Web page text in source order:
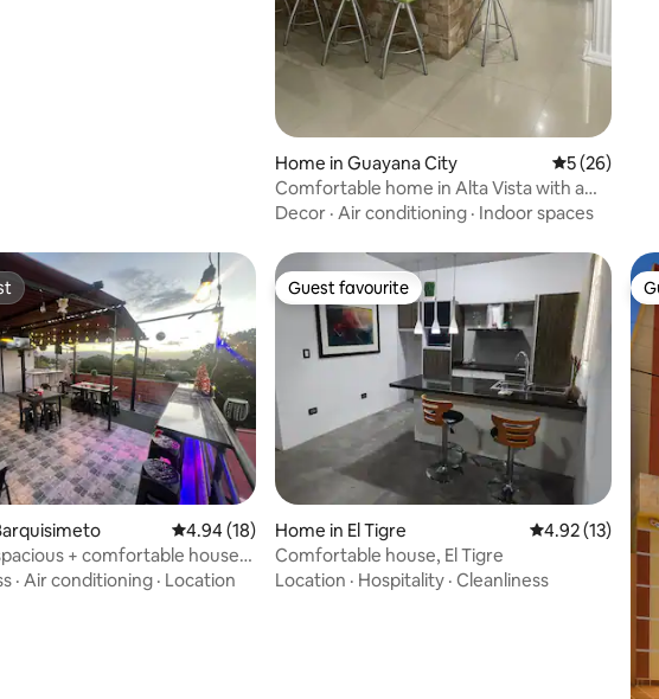
Home in Guayana City 5 out of 5
5 (26)
Comfortable home in Alta Vista with a
pool.
Decor · Air conditioning · Indoor spaces
57 reviews
4.94 out of 5 average rating, 18 reviews
4.94 (18)
+ comfortable house
people
· Air conditioning · Location
Guest favourite
Guest favourite
Home in El Tigre 4.92 out of 5
4.92 (13)
Comfortable house, El Tigre
Location · Hospitality · Cleanliness